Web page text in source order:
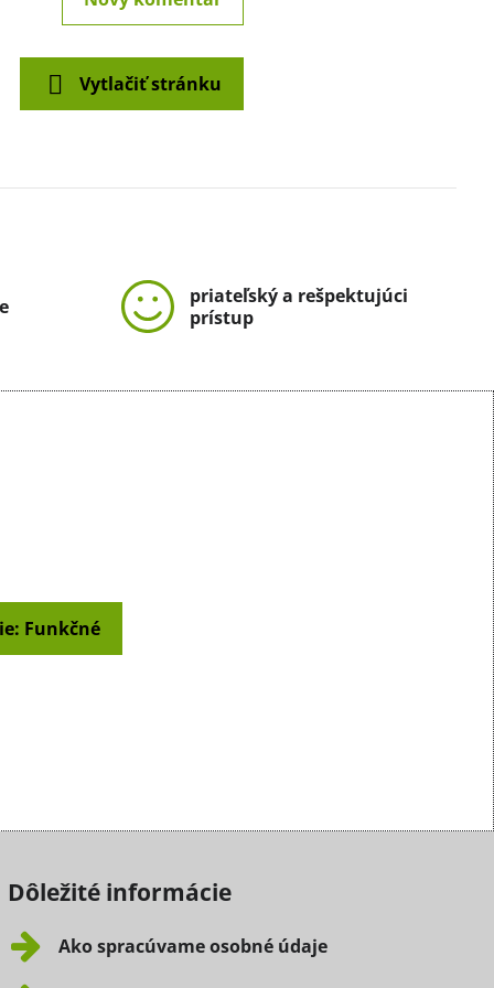
Vytlačiť stránku
priateľský a rešpektujúci
prístup
Funkčné
Dôležité informácie
Ako spracúvame osobné údaje